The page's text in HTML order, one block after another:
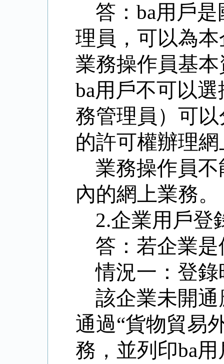
答： ba用戶
理員，可以為
業務操作員基
ba用戶不可以
務管理員）可
的許可權辦理
業務操作員
內的網上業務。
2.企業用戶登
答：若企業
情況一：登錄
該企業未開
通過“貨物貿易
務，並列印ba